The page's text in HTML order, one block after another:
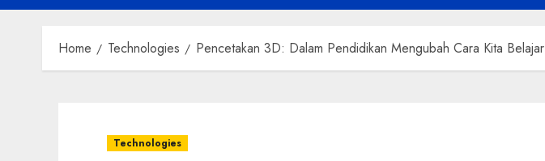
Home Technologies Pencetakan 3D: Dalam Pendidikan Mengubah Cara Kita Belajar
Technologies